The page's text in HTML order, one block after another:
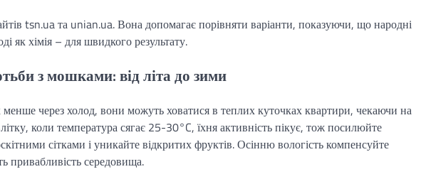
tsn.ua та unian.ua. Вона допомагає порівняти варіанти, показуючи, що народні
як хімія – для швидкого результату.
з мошками: від літа до зими
через холод, вони можуть ховатися в теплих куточках квартири, чекаючи на
коли температура сягає 25-30°C, їхня активність пікує, тож посилюйте
сітками і уникайте відкритих фруктів. Осінню вологість компенсуйте
привабливість середовища.